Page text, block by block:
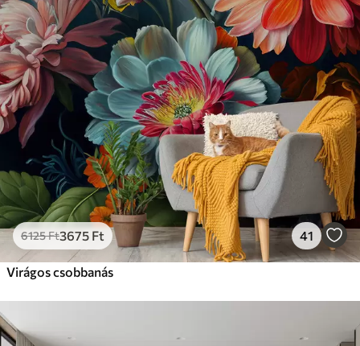
6125Ft3675 Ft 41
Virágos csobbanás